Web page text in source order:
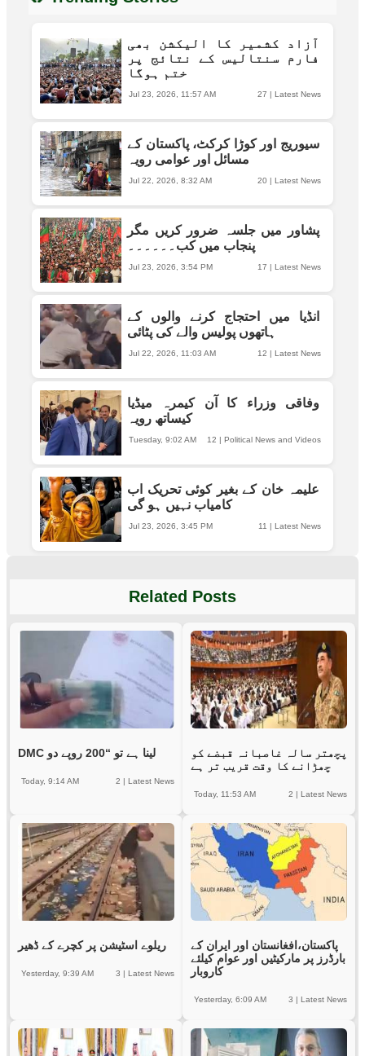
آزاد کشمیر کا الیکشن بھی
فارم سنتالیس کے نتائج پر
ختم ہوگا
27 | Latest News
Jul 23, 2026, 11:57 AM
سیوریج اور کوڑا کرکٹ، پاکستان کے
مسائل اور عوامی رویہ
20 | Latest News
Jul 22, 2026, 8:32 AM
پشاور میں جلسہ ضرور کریں مگر
پنجاب میں کب۔۔۔۔۔۔
17 | Latest News
Jul 23, 2026, 3:54 PM
انڈیا میں احتجاج کرنے والوں کے
ہاتھوں پولیس والے کی پٹائی
12 | Latest News
Jul 22, 2026, 11:03 AM
وفاقی وزراء کا آن کیمرہ میڈیا
کیساتھ رویہ
12 | Political News and Videos
Tuesday, 9:02 AM
علیمہ خان کے بغیر کوئی تحریک اب
کامیاب نہیں ہو گی
11 | Latest News
Jul 23, 2026, 3:45 PM
Related Posts
DMC لینا ہے تو “200 روپے دو
2 | Latest News
Today, 9:14 AM
پچھتر سالہ غاصبانہ قبضے کو
چھڑانے کا وقت قریب تر ہے
2 | Latest News
Today, 11:53 AM
ریلوے اسٹیشن پر کچرے کے ڈھیر
3 | Latest News
Yesterday, 9:39 AM
پاکستان،افغانستان اور ایران کے
بارڈرز پر مارکیٹیں اور عوام کیلئے
کاروبار
3 | Latest News
Yesterday, 6:09 AM